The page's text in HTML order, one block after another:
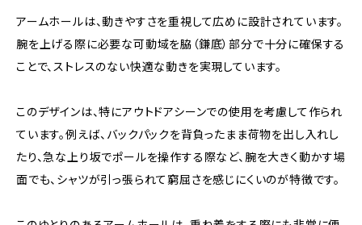
アームホールは、動きやすさを重視して広めに設計されています。
腕を上げる際に必要な可動域を脇（鎌底）部分で十分に確保する
ことで、ストレスのない快適な動きを実現しています。
このデザインは、特にアウトドアシーンでの使用を考慮して作られ
ています。例えば、バックパックを背負ったまま荷物を出し入れし
たり、急な上り坂でポールを操作する際など、腕を大きく動かす場
面でも、シャツが引っ張られて窮屈さを感じにくいのが特徴です。